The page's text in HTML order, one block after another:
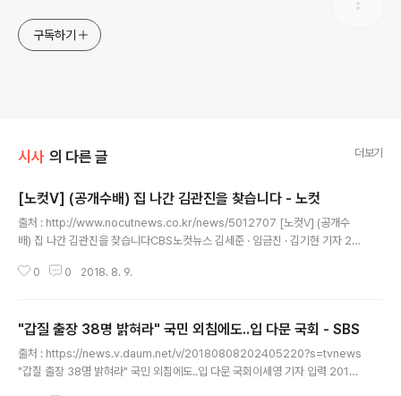
구독하기
시사 의 다른 글 더보기
[노컷V] (공개수배) 집 나간 김관진을 찾습니다 - 노컷
출처 : http://www.nocutnews.co.kr/news/5012707 [노컷V] (공개수
배) 집 나간 김관진을 찾습니다CBS노컷뉴스 김세준 · 임금진 · 김기현 기자 20
작성된 국군기무사령부의 ‘계엄 문건’과 관련해 김관진 당시 청와대 국가안보실
민을 대신해 노컷V [추격(기)자]가 그를 찾아 나섰습니다.
0 0 2018. 8. 9.
"갑질 출장 38명 밝혀라" 국민 외침에도..입 다문 국회 - SBS
출처 : https://news.v.daum.net/v/20180808202405220?s=tvnews
"갑질 출장 38명 밝혀라" 국민 외침에도..입 다문 국회이세영 기자 입력 2018.